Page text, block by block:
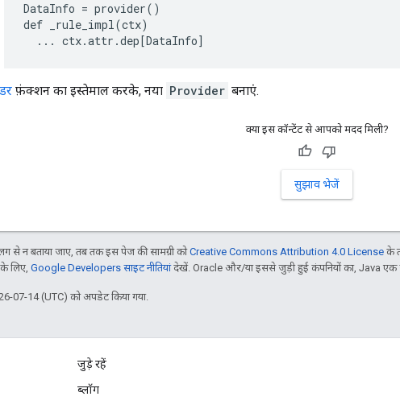
DataInfo = provider()
def _rule_impl(ctx)
  ... ctx.attr.dep[DataInfo]
फ़ंक्शन का इस्तेमाल करके, नया Provider बनाएं.
क्या इस कॉन्टेंट से आपको मदद मिली?
सुझाव भेजें
न बताया जाए, तब तक इस पेज की सामग्री कोCreative Commons Attribution 4.0 License के
के लिए, Google Developers साइट नीतियांदेखें. Oracle और/या इससे जुड़ी हुई कंपनियों का, Java एक
07-14 (UTC) को अपडेट किया गया.
जुड़े रहें
ब्लॉग